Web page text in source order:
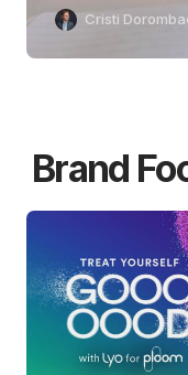
Cristi
Brand